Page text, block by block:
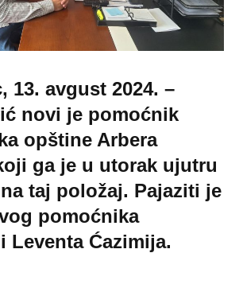
13. avgust 2024. –
novi je pomoćnik
opštine Arbera
ga je u utorak ujutru
taj položaj. Pajaziti je
pomoćnika
Leventa Ćazimija.